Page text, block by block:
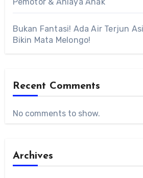
Bukan Fantasi! Ada Air Terjun
Bikin Mata Melongo!
Recent Comments
No comments to show.
Archives